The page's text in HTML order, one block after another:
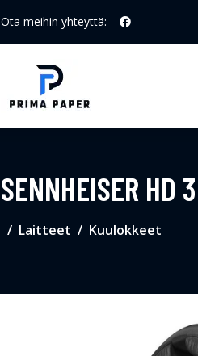
Ota meihin yhteyttä:
SENNHEISER HD
Laitteet Kuulokkeet